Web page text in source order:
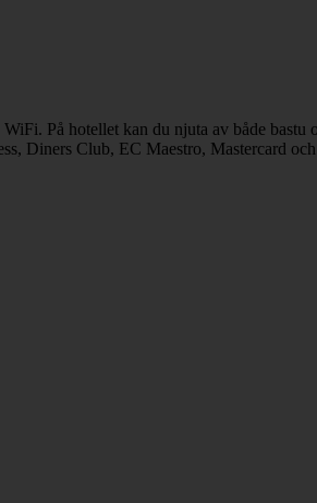
På hotellet kan du njuta av både
Diners Club, EC Maestro, Mastercard